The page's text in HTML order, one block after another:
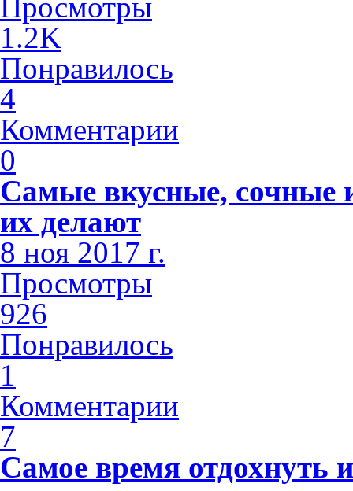
1.2K
Понравилось
4
Комментарии
0
Самые вкусные, сочные
их делают
8 ноя 2017 г.
Просмотры
926
Понравилось
1
Комментарии
7
Самое время отдохнуть